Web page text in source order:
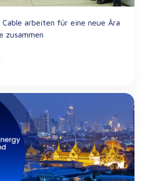
Cable arbeiten für eine neue Ära
zusammen